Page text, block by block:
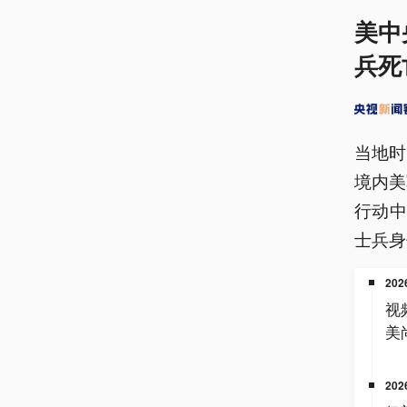
美
兵
当地
境内
行动
士兵